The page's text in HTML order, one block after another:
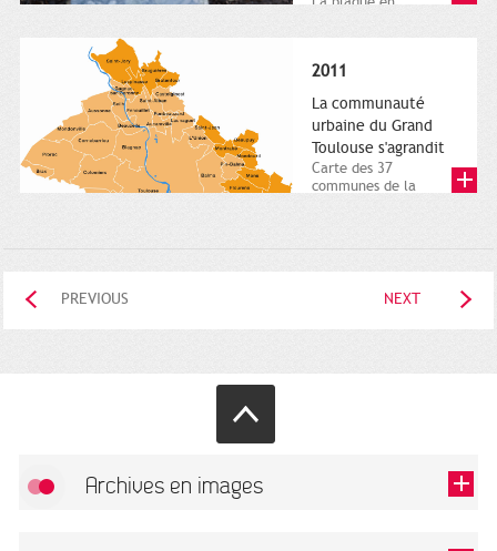
Charles-de-Gaulle.
2011
La communauté
urbaine du Grand
Toulouse s'agrandit
Carte des 37
communes de la
PREVIOUS NEXT
Archives en images